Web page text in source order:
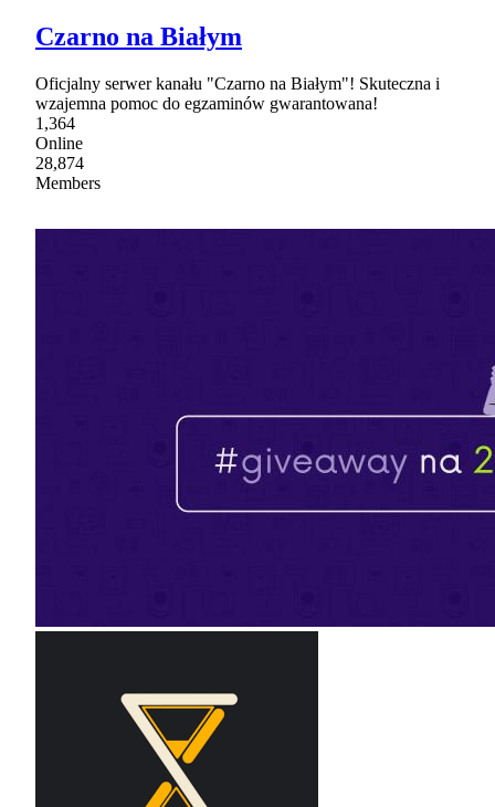
Czarno na Białym
Oficjalny serwer kanału "Czarno na Białym"! Skuteczna i
wzajemna pomoc do egzaminów gwarantowana!
1,364
Online
28,874
Members